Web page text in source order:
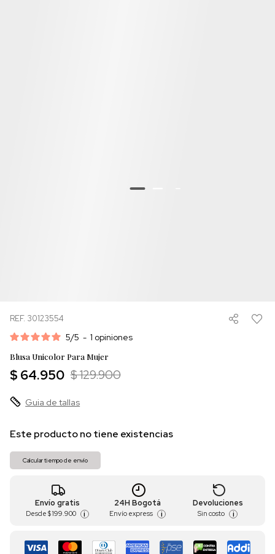
REF. 30123554
5/5 - 1 opiniones
Blusa Unicolor Para Mujer
$ 64.950 $ 129.900
Guia de tallas
Este producto no tiene existencias
Calcular tiempo de envío
Envío gratis
Desde $ 199.900 i
24H Bogotá
Envío express i
Devoluciones
Sin costo i